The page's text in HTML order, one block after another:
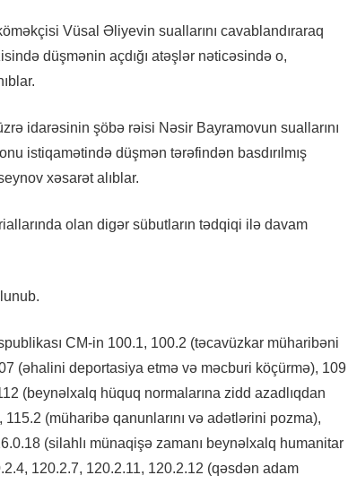
Vüsal Əliyevin suallarını cavablandıraraq
düşmənin açdığı atəşlər nəticəsində o,
idarəsinin şöbə rəisi Nəsir Bayramovun suallarını
istiqamətində düşmən tərəfindən basdırılmış
xəsarət alıblar.
olan digər sübutların tədqiqi ilə davam
CM-in 100.1, 100.2 (təcavüzkar müharibəni
(əhalini deportasiya etmə və məcburi köçürmə), 109
(beynəlxalq hüquq normalarına zidd azadlıqdan
(müharibə qanunlarını və adətlərini pozma),
(silahlı münaqişə zamanı beynəlxalq humanitar
120.2.7, 120.2.11, 120.2.12 (qəsdən adam